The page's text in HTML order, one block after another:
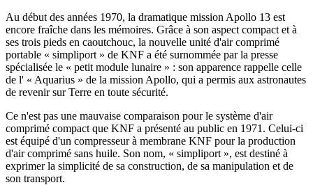
Au début des années 1970, la dramatique mission Apollo 13 est
encore fraîche dans les mémoires. Grâce à son aspect compact et à
ses trois pieds en caoutchouc, la nouvelle unité d'air comprimé
portable « simpliport » de KNF a été surnommée par la presse
spécialisée le « petit module lunaire » : son apparence rappelle celle
de l' « Aquarius » de la mission Apollo, qui a permis aux astronautes
de revenir sur Terre en toute sécurité.
Ce n'est pas une mauvaise comparaison pour le système d'air
comprimé compact que KNF a présenté au public en 1971. Celui-ci
est équipé d'un compresseur à membrane KNF pour la production
d'air comprimé sans huile. Son nom, « simpliport », est destiné à
exprimer la simplicité de sa construction, de sa manipulation et de
son transport.